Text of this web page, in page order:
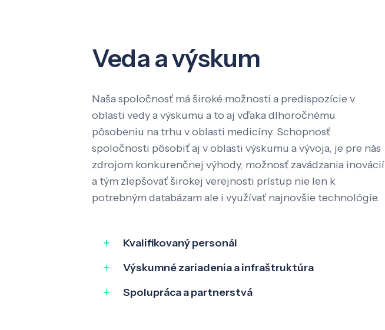
Veda a výskum
Naša spoločnosť má široké možnosti a predispozície v
oblasti vedy a výskumu a to aj vďaka dlhoročnému
pôsobeniu na trhu v oblasti medicíny. Schopnosť
spoločnosti pôsobiť aj v oblasti výskumu a vývoja, je pre nás
zdrojom konkurenčnej výhody, možnosť zavádzania inovácií
a tým zlepšovať širokej verejnosti prístup nie len k
potrebným databázam ale i využívať najnovšie technológie.
Kvalifikovaný personál
Výskumné zariadenia a infraštruktúra
Spolupráca a partnerstvá